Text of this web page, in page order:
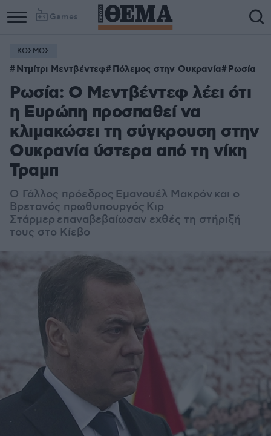
Games
Column
1
Column
2
ΚΟΣΜΟΣ
Ντμίτρι Μεντβέντεφ Πόλεμος στην Ουκρανία Ρωσία
Ρωσία: Ο Μεντβέντεφ λέει ότι
η Ευρώπη προσπαθεί να
κλιμακώσει τη σύγκρουση στην
Ουκρανία ύστερα από τη νίκη
Τραμπ
Ο Γάλλος πρόεδρος Εμανουέλ Μακρόν και ο
Βρετανός πρωθυπουργός Κιρ
Στάρμερ επαναβεβαίωσαν εχθές τη στήριξή
τους στο Κίεβο